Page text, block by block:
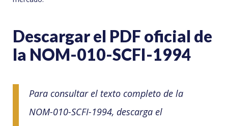
Descargar el PDF oficial de
la NOM-010-SCFI-1994
Para consultar el texto completo de la
NOM-010-SCFI-1994, descarga el